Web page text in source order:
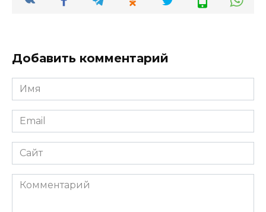
Добавить комментарий
Имя
*
Email
*
Сайт
Комментарий